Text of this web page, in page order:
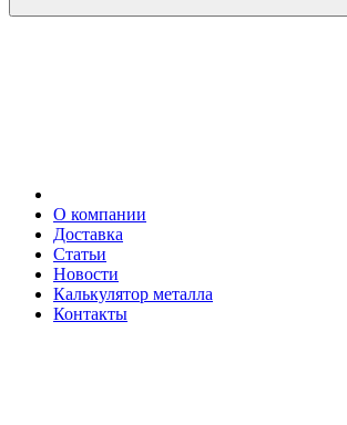
О компании
Доставка
Статьи
Новости
Калькулятор металла
Контакты